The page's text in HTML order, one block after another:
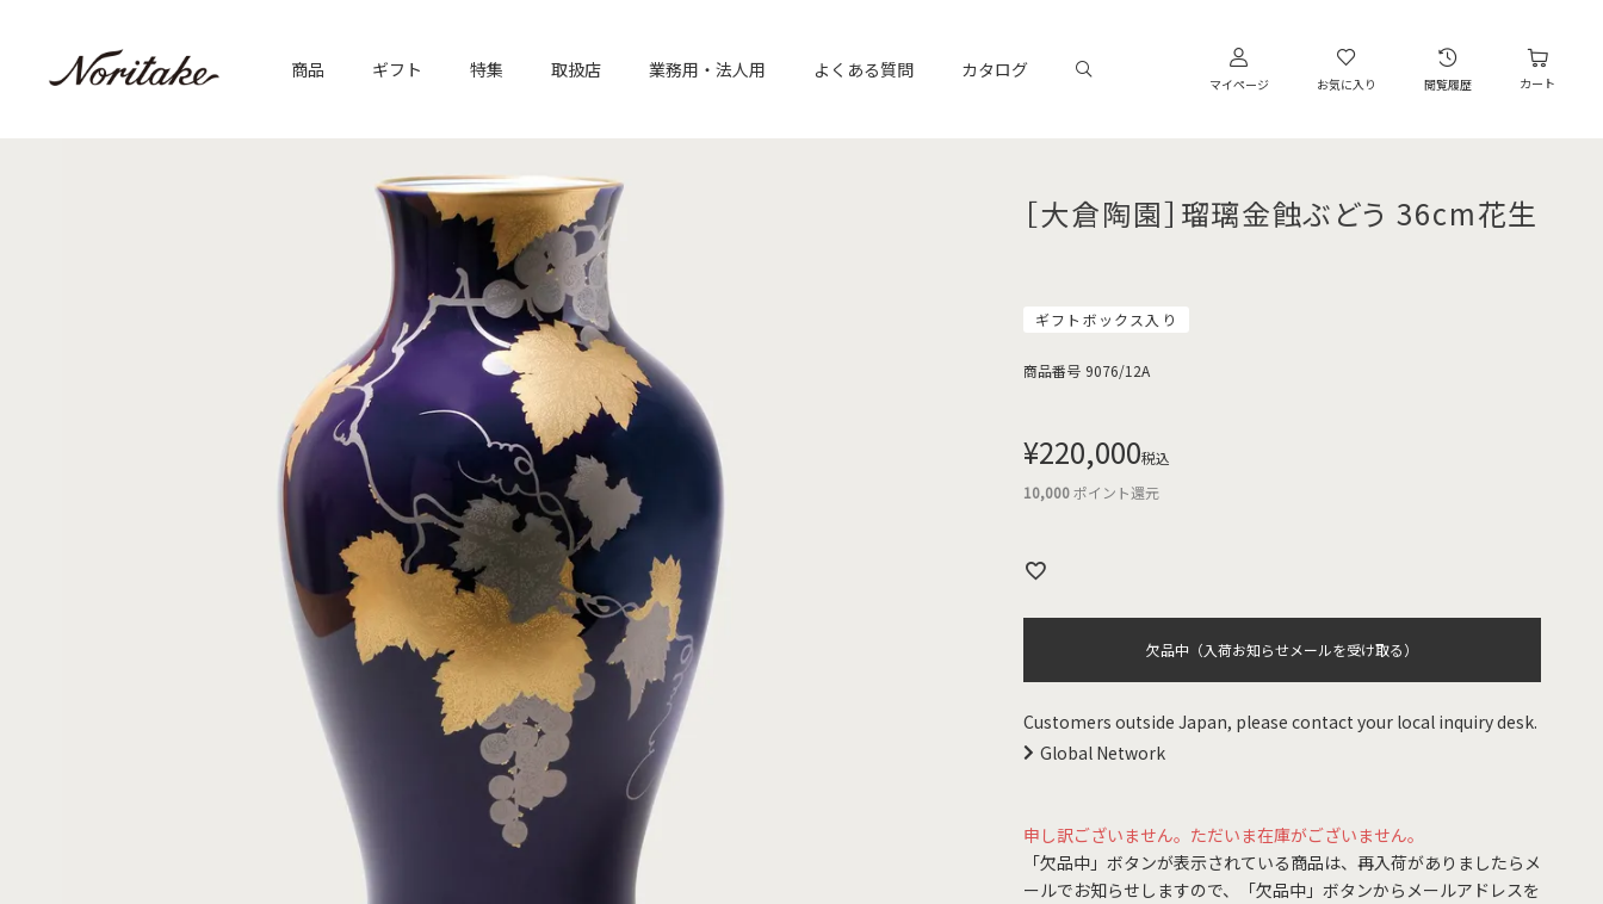
商品 ギフト 特集 取扱店 業務用・法人用 よくある質問 カタログ
マイページ お気に入り 閲覧履歴 カート
［大倉陶園］瑠璃金蝕ぶどう 36cm花生
ギフトボックス入り
商品番号 9076/12A
¥220,000税込
10,000ポイント還元
欠品中（入荷お知らせメールを受け取る）
Customers outside Japan, please contact your local inquiry desk.
Global Network
申し訳ございません。ただいま在庫がございません。
「欠品中」ボタンが表示されている商品は、再入荷がありましたらメ
ールでお知らせしますので、「欠品中」ボタンからメールアドレスを